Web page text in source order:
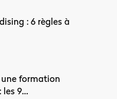
: 6 règles à
formation
les 9…